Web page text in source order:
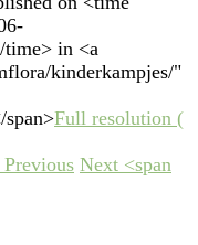
time> in <a
kinderkampjes/"
Full resolution (
Next <span